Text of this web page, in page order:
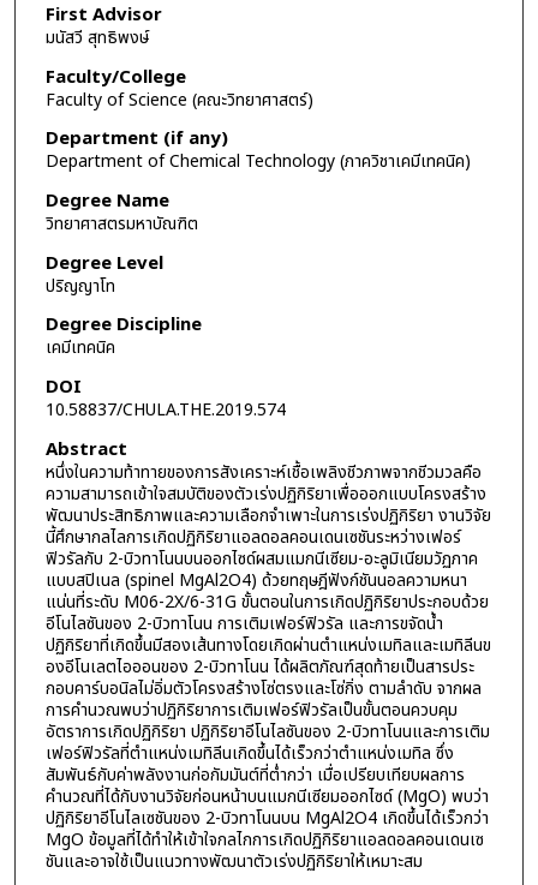
First Advisor
มนัสวี สุทธิพงษ์
Faculty/College
Faculty of Science (คณะวิทยาศาสตร์)
Department (if any)
Department of Chemical Technology (ภาควิชาเคมีเทคนิค)
Degree Name
วิทยาศาสตรมหาบัณฑิต
Degree Level
ปริญญาโท
Degree Discipline
เคมีเทคนิค
DOI
10.58837/CHULA.THE.2019.574
Abstract
หนึ่งในความท้าทายของการสังเคราะห์เชื้อเพลิงชีวภาพจากชีวมวลคือ
ความสามารถเข้าใจสมบัติของตัวเร่งปฏิกิริยาเพื่อออกแบบโครงสร้าง
พัฒนาประสิทธิภาพและความเลือกจำเพาะในการเร่งปฏิกิริยา งานวิจัย
นี้ศึกษากลไลการเกิดปฏิกิริยาแอลดอลคอนเดนเซชันระหว่างเฟอร์
ฟิวรัลกับ 2-บิวทาโนนบนออกไซด์ผสมแมกนีเซียม-อะลูมิเนียมวัฏภาค
แบบสปิเนล (spinel MgAl2O4) ด้วยทฤษฎีฟังก์ชันนอลความหนา
แน่นที่ระดับ M06-2X/6-31G ขั้นตอนในการเกิดปฏิกิริยาประกอบด้วย
อีโนไลซันของ 2-บิวทาโนน การเติมเฟอร์ฟิวรัล และการขจัดน้ำ
ปฏิกิริยาที่เกิดขึ้นมีสองเส้นทางโดยเกิดผ่านตำแหน่งเมทิลและเมทิลีนข
องอีโนเลตไอออนของ 2-บิวทาโนน ได้ผลิตภัณฑ์สุดท้ายเป็นสารประ
กอบคาร์บอนิลไม่อิ่มตัวโครงสร้างโซ่ตรงและโซ่กิ่ง ตามลำดับ จากผล
การคำนวณพบว่าปฏิกิริยาการเติมเฟอร์ฟิวรัลเป็นขั้นตอนควบคุม
อัตราการเกิดปฏิกิริยา ปฏิกิริยาอีโนไลซันของ 2-บิวทาโนนและการเติม
เฟอร์ฟิวรัลที่ตำแหน่งเมทิลีนเกิดขึ้นได้เร็วกว่าตำแหน่งเมทิล ซึ่ง
สัมพันธ์กับค่าพลังงานก่อกัมมันต์ที่ต่ำกว่า เมื่อเปรียบเทียบผลการ
คำนวณที่ได้กับงานวิจัยก่อนหน้าบนแมกนีเซียมออกไซด์ (MgO) พบว่า
ปฏิกิริยาอีโนไลเซชันของ 2-บิวทาโนนบน MgAl2O4 เกิดขึ้นได้เร็วกว่า
MgO ข้อมูลที่ได้ทำให้เข้าใจกลไกการเกิดปฏิกิริยาแอลดอลคอนเดนเซ
ชันและอาจใช้เป็นแนวทางพัฒนาตัวเร่งปฏิกิริยาให้เหมาะสม